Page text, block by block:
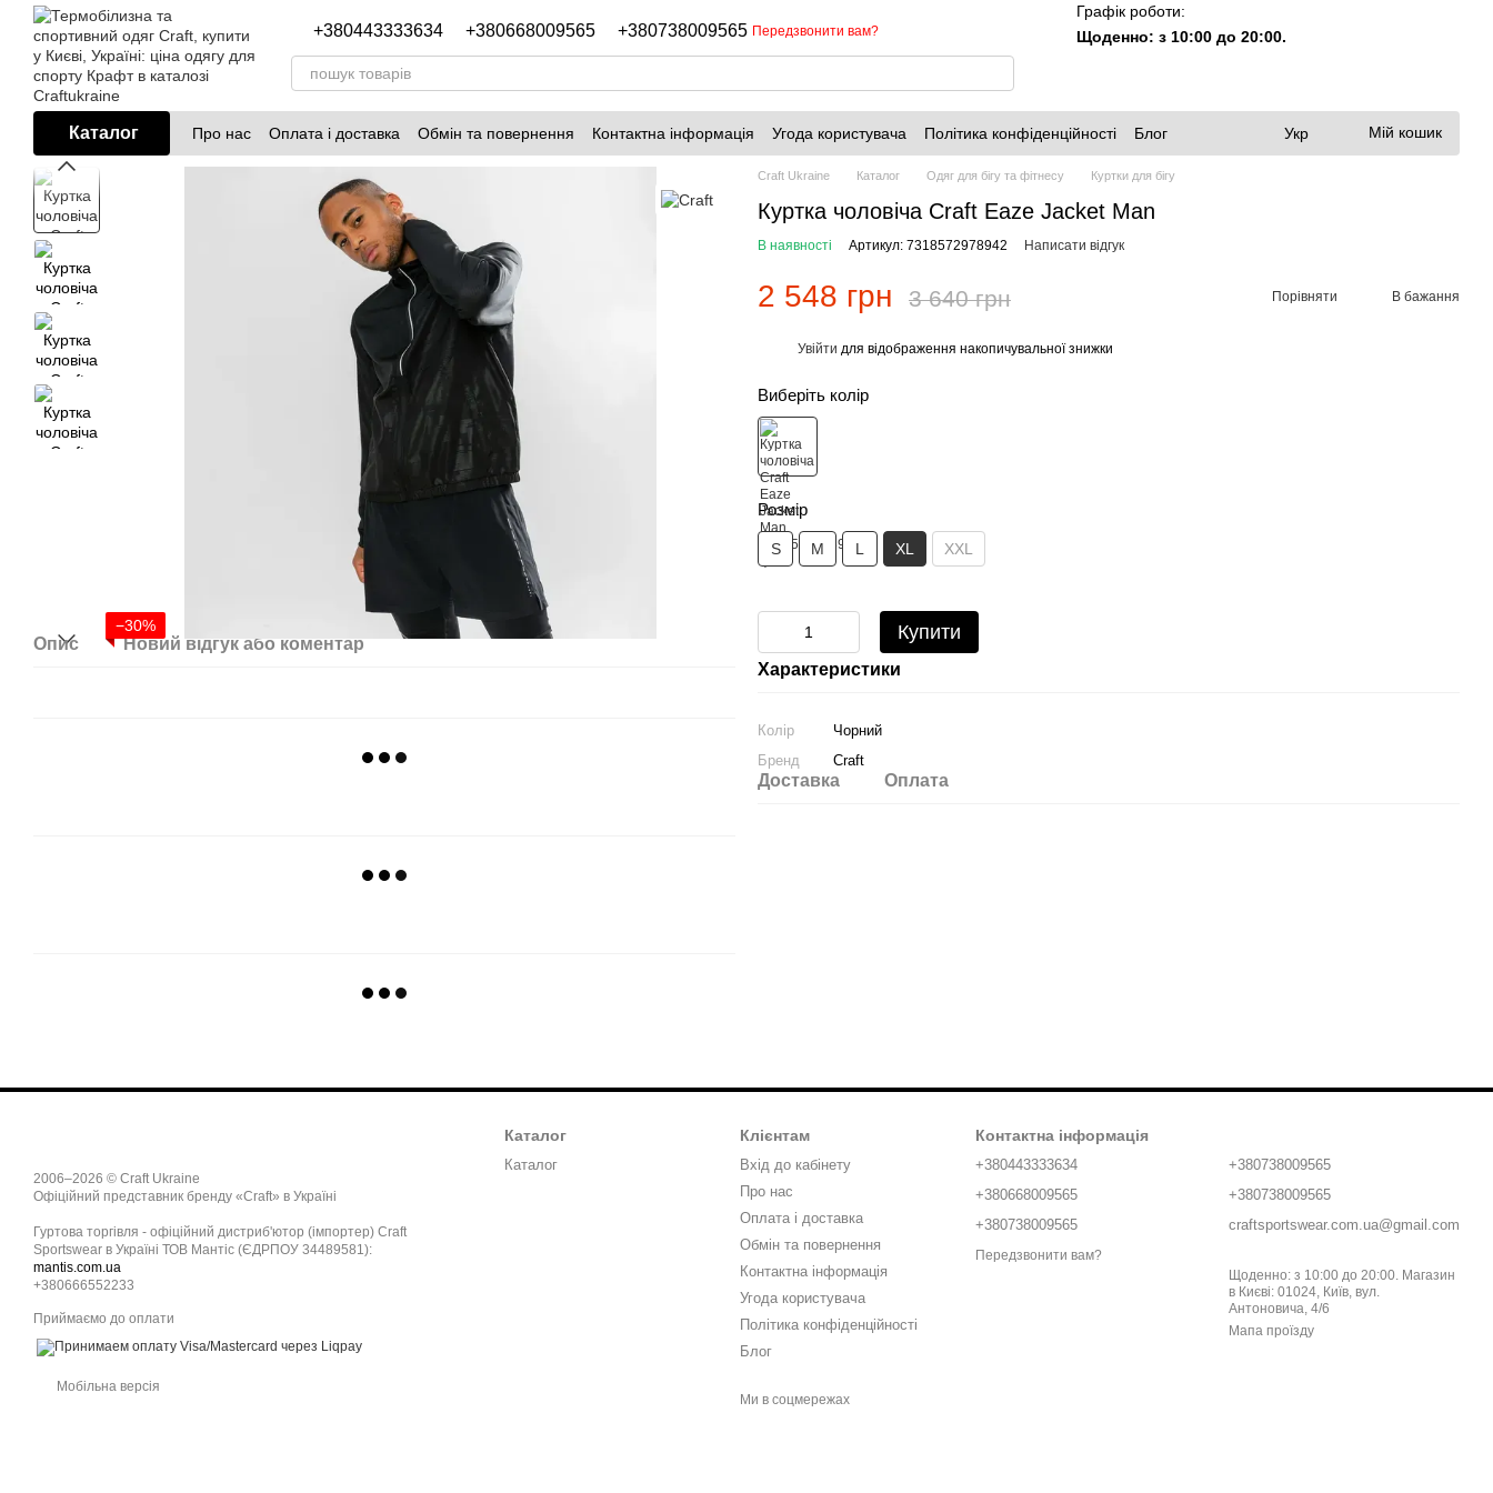
Перейти до основного контенту
+380443333634 +380668009565 +380738009565 Передзвонити вам?
Графік роботи:
Щоденно: з 10:00 до 20:00.
Каталог Про нас Оплата і доставка Обмін та повернення Контактна інформація Угода користувача Політика конфіденційності Блог Укр Мій кошик
−30%
Опис Новий відгук або коментар
Craft Ukraine Каталог Одяг для бігу та фітнесу Куртки для бігу
Куртка чоловіча Craft Eaze Jacket Man
В наявності Артикул: 7318572978942 Написати відгук
2 548 грн 3 640 грн Порівняти В бажання
Увійти для відображення накопичувальної знижки
Виберіть колір
Розмір
S M L XL XXL
Купити
Характеристики
Колір
Чорний
Бренд
Craft
Доставка Оплата
2006–2026 © Craft Ukraine
Офіційний представник бренду «Craft» в Україні
Гуртова торгівля - офіційний дистриб'ютор (імпортер) Craft
Sportswear в Україні ТОВ Мантіс (ЄДРПОУ 34489581):
mantis.com.ua
+380666552233
Приймаємо до оплати
Мобільна версія
Каталог
Каталог
Клієнтам
Вхід до кабінету
Про нас
Оплата і доставка
Обмін та повернення
Контактна інформація
Угода користувача
Політика конфіденційності
Блог
Ми в соцмережах
Контактна інформація
+380443333634
+380668009565
+380738009565
Передзвонити вам?
+380738009565
+380738009565
craftsportswear.com.ua@gmail.com
Щоденно: з 10:00 до 20:00. Магазин
в Києві: 01024, Київ, вул.
Антоновича, 4/6
Мапа проїзду